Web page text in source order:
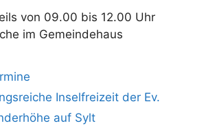
von 09.00 bis 12.00 Uhr
im Gemeindehaus
Inselfreizeit der Ev.
auf Sylt